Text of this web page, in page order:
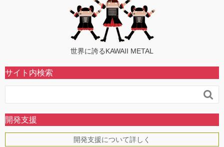
世界に誇るKAWAII METAL
サイト内検索

開発支援
開発支援について詳しく